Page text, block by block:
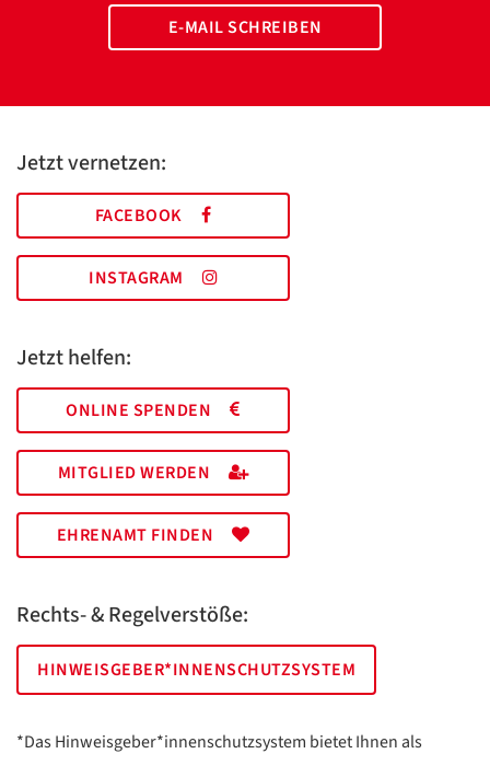
E-MAIL SCHREIBEN
Jetzt vernetzen:
FACEBOOK
INSTAGRAM
Jetzt helfen:
ONLINE SPENDEN
MITGLIED WERDEN
EHRENAMT FINDEN
Rechts- & Regelverstöße:
HINWEISGEBER*INNENSCHUTZSYSTEM
*Das Hinweisgeber*innenschutzsystem bietet Ihnen als